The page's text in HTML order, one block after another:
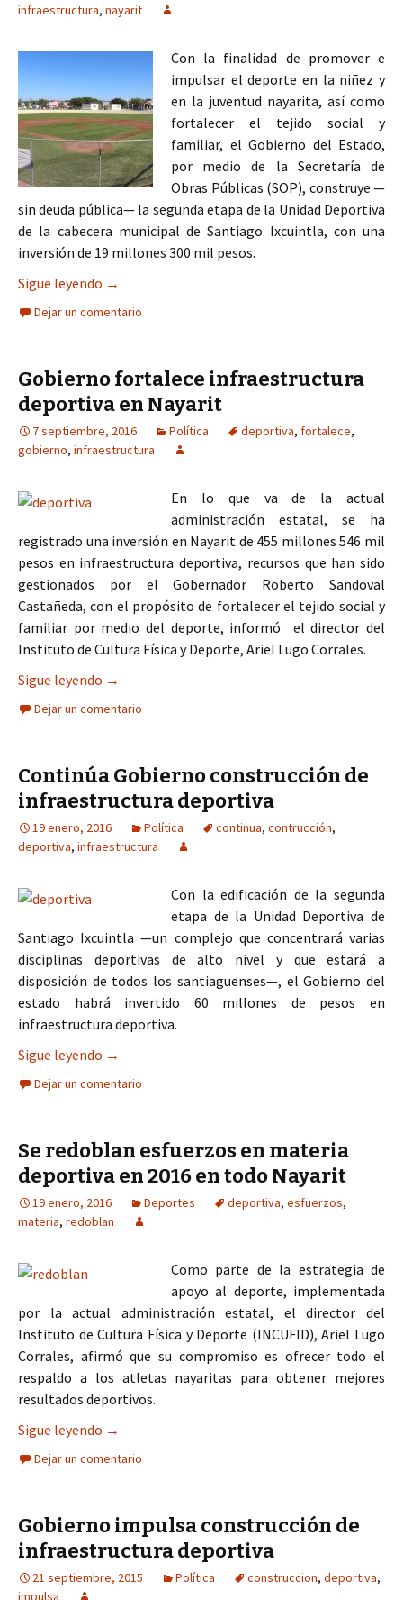
infraestructura, nayarit
Con la finalidad de promover e
impulsar el deporte en la niñez y
en la juventud nayarita, así como
fortalecer el tejido social y
familiar, el Gobierno del Estado,
por medio de la Secretaría de
Obras Públicas (SOP), construye —
sin deuda pública— la segunda etapa de la Unidad Deportiva
de la cabecera municipal de Santiago Ixcuintla, con una
inversión de 19 millones 300 mil pesos.
Sigue leyendo Infraestructura deportiva en Nayarit es
→
Dejar un comentario
Gobierno fortalece infraestructura
deportiva en Nayarit
7 septiembre, 2016 Política deportiva, fortalece,
gobierno, infraestructura
En lo que va de la actual
administración estatal, se ha
registrado una inversión en Nayarit de 455 millones 546 mil
pesos en infraestructura deportiva, recursos que han sido
gestionados por el Gobernador Roberto Sandoval
Castañeda, con el propósito de fortalecer el tejido social y
familiar por medio del deporte, informó el director del
Instituto de Cultura Física y Deporte, Ariel Lugo Corrales.
Sigue leyendo Gobierno fortalece infraestructura deportiva
→
Dejar un comentario
Continúa Gobierno construcción de
infraestructura deportiva
19 enero, 2016 Política continua, contrucción,
deportiva, infraestructura
Con la edificación de la segunda
etapa de la Unidad Deportiva de
Santiago Ixcuintla —un complejo que concentrará varias
disciplinas deportivas de alto nivel y que estará a
disposición de todos los santiaguenses—, el Gobierno del
estado habrá invertido 60 millones de pesos en
infraestructura deportiva.
Sigue leyendo Continúa Gobierno construcción de
→
Dejar un comentario
Se redoblan esfuerzos en materia
deportiva en 2016 en todo Nayarit
19 enero, 2016 Deportes deportiva, esfuerzos,
materia, redoblan
Como parte de la estrategia de
apoyo al deporte, implementada
por la actual administración estatal, el director del
Instituto de Cultura Física y Deporte (INCUFID), Ariel Lugo
Corrales, afirmó que su compromiso es ofrecer todo el
respaldo a los atletas nayaritas para obtener mejores
resultados deportivos.
Sigue leyendo Se redoblan esfuerzos en materia deportiva en
→
Dejar un comentario
Gobierno impulsa construcción de
infraestructura deportiva
21 septiembre, 2015 Política construccion, deportiva,
impulsa